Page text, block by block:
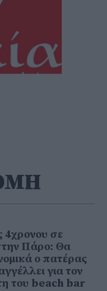
4χρονου σε
Πάρο: Θα
ο πατέρας
για τον
του beach bar